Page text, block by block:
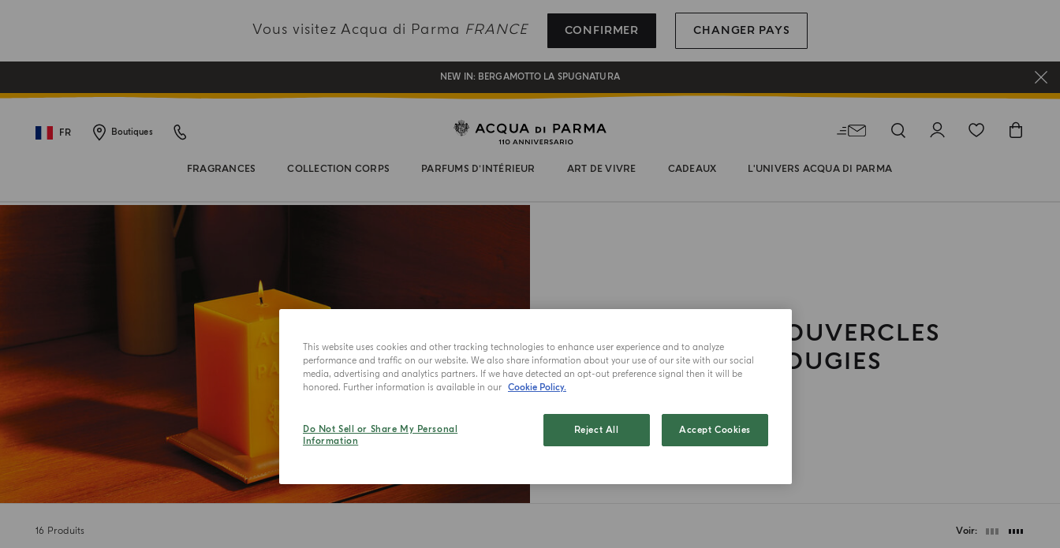
Vous visitez Acqua di Parma FRANCE CONFIRMER CHANGER PAYS
INSCRIVEZ-VOUS ET PROFITEZ DE NOS AVANTAGES
CADEAU OFFERT POUR TOUTE COMMANDE SUPÉRIEURE À 180€
NEW IN: BERGAMOTTO LA SPUGNATURA
FR Boutiques
FRAGRANCES COLLECTION CORPS PARFUMS D’INTÉRIEUR ART DE VIVRE CADEAUX L'UNIVERS ACQUA DI PARMA
SOCLES ET COUVERCLES
POUR BOUGIES
16 Produits Voir
This website uses cookies and other tracking technologies to enhance user experience and to analyze
performance and traffic on our website. We also share information about your use of our site with our social
media, advertising and analytics partners. If we have detected an opt-out preference signal then it will be
honored. Further information is available in our Cookie Policy.
Do Not Sell or Share My Personal
Information
Reject All Accept Cookies